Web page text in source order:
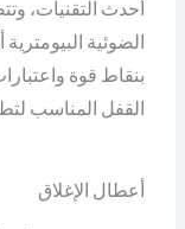
أحدث التقنيات،
الضوئية
بنقاط قوة
القفل المناسب
أعطال الإغلاق